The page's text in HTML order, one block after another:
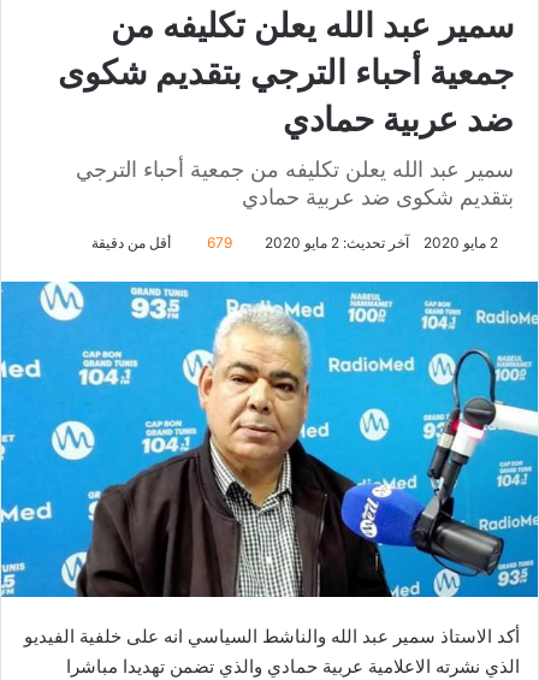
سمير عبد الله يعلن تكليفه من
جمعية أحباء الترجي بتقديم شكوى
ضد عربية حمادي
سمير عبد الله يعلن تكليفه من جمعية أحباء الترجي
بتقديم شكوى ضد عربية حمادي
2 مايو 2020 آخر تحديث: 2 مايو 2020 679 أقل من دقيقة
أكد الاستاذ سمير عبد الله والناشط السياسي انه على خلفية الفيديو
الذي نشرته الاعلامية عربية حمادي والذي تضمن تهديدا مباشرا